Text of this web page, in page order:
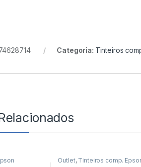
Categoria: Tinteiros
Outlet, Tinteiros comp.